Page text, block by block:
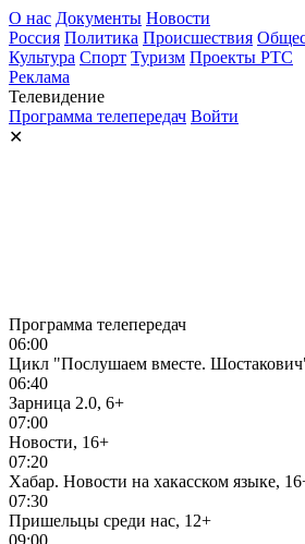
О нас Документы Новости
Россия Политика Происшествия
Культура Спорт Туризм Проекты РТС
Реклама
Телевидение
Программа телепередач Войти
✕
Программа телепередач
06:00
Цикл "Послушаем вместе.
06:40
Зарница 2.0, 6+
07:00
Новости, 16+
07:20
Хабар. Новости на хакасском языке,
07:30
Пришельцы среди нас, 12+
09:00